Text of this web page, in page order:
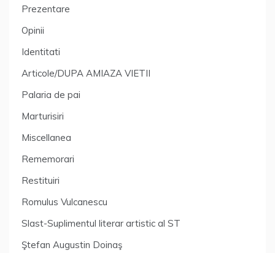
Prezentare
Opinii
Identitati
Articole/DUPA AMIAZA VIETII
Palaria de pai
Marturisiri
Miscellanea
Rememorari
Restituiri
Romulus Vulcanescu
Slast-Suplimentul literar artistic al ST
Ştefan Augustin Doinaş